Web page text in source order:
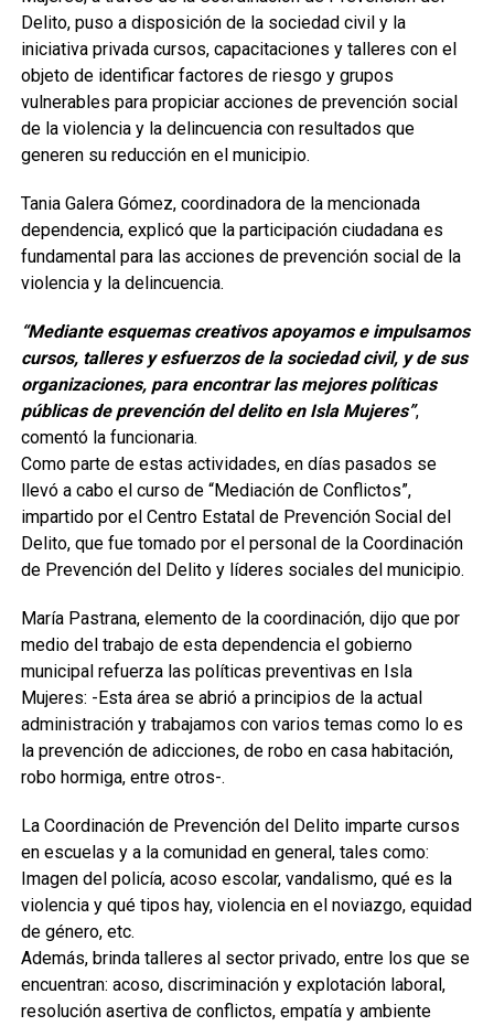
Delito, puso a disposición de la sociedad civil y la
iniciativa privada cursos, capacitaciones y talleres con el
objeto de identificar factores de riesgo y grupos
vulnerables para propiciar acciones de prevención social
de la violencia y la delincuencia con resultados que
generen su reducción en el municipio.
Tania Galera Gómez, coordinadora de la mencionada
dependencia, explicó que la participación ciudadana es
fundamental para las acciones de prevención social de la
violencia y la delincuencia.
“Mediante esquemas creativos apoyamos e impulsamos
cursos, talleres y esfuerzos de la sociedad civil, y de sus
organizaciones, para encontrar las mejores políticas
públicas de prevención del delito en Isla Mujeres”,
comentó la funcionaria.
Como parte de estas actividades, en días pasados se
llevó a cabo el curso de “Mediación de Conflictos”,
impartido por el Centro Estatal de Prevención Social del
Delito, que fue tomado por el personal de la Coordinación
de Prevención del Delito y líderes sociales del municipio.
María Pastrana, elemento de la coordinación, dijo que por
medio del trabajo de esta dependencia el gobierno
municipal refuerza las políticas preventivas en Isla
Mujeres: -Esta área se abrió a principios de la actual
administración y trabajamos con varios temas como lo es
la prevención de adicciones, de robo en casa habitación,
robo hormiga, entre otros-.
La Coordinación de Prevención del Delito imparte cursos
en escuelas y a la comunidad en general, tales como:
Imagen del policía, acoso escolar, vandalismo, qué es la
violencia y qué tipos hay, violencia en el noviazgo, equidad
de género, etc.
Además, brinda talleres al sector privado, entre los que se
encuentran: acoso, discriminación y explotación laboral,
resolución asertiva de conflictos, empatía y ambiente